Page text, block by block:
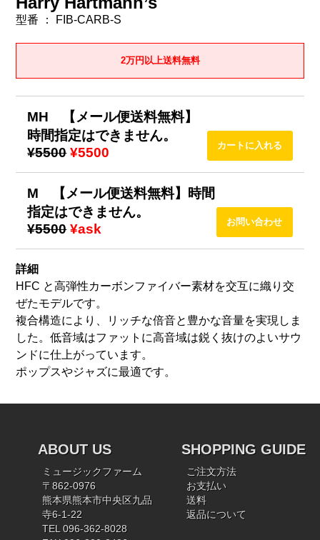
型番 ： FIB-CARB-S
2万円以上送料無料
MH 【メール便送料無料】
時間指定はできません。
¥5500 ¥5500
M 【メール便送料無料】時間
指定はできません。
¥5500 ¥ask
詳細
HFC と高弾性カーボンファイバー素材を交互に織り交
ぜたモデルです。
複合構造により、リッチな倍音と豊かな音量を実現しま
した。低音域はファットに高音域は鋭く抜けのよいサウ
ンドに仕上がっています。
ポップスやジャズに最適です。
ABOUT US
ミュージックファーム
〒862-0976
熊本県熊本市中央区九品
寺6-1-22
TEL 096-362-8028
SHOPPING GUIDE
ご注文方法
お支払い
送料
返品について